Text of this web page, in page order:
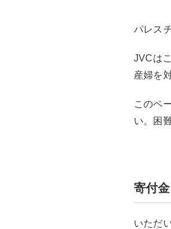
パレス
JVCは
産婦を
このペ
い。困
寄付
いただ